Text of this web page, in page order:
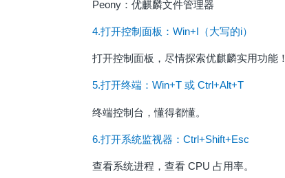
Peony：优麒麟文件管理器
4.打开控制面板：Win+I（大写的i）
打开控制面板，尽情探索优麒麟实用功能！
5.打开终端：Win+T 或 Ctrl+Alt+T
终端控制台，懂得都懂。
6.打开系统监视器：Ctrl+Shift+Esc
查看系统进程，查看 CPU 占用率。